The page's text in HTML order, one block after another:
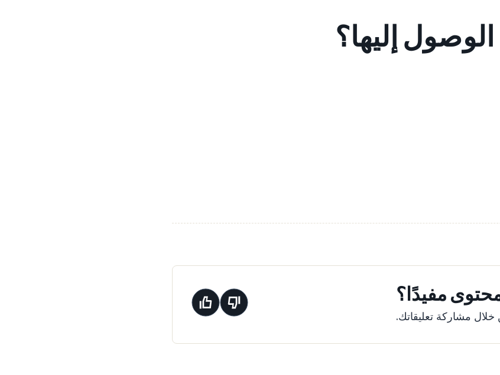
الوصول إليها؟
مفيدًا؟
مشاركة تعليقاتك.